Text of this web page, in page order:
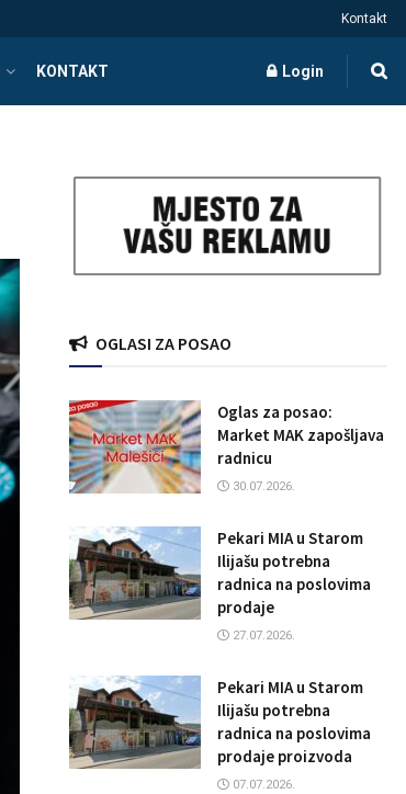
Kontakt
KONTAKT Login
OGLASI ZA POSAO
Oglas za posao:
Market MAK zapošljava
radnicu
30.07.2026.
Pekari MIA u Starom
Ilijašu potrebna
radnica na poslovima
prodaje
27.07.2026.
Pekari MIA u Starom
Ilijašu potrebna
radnica na poslovima
prodaje proizvoda
07.07.2026.